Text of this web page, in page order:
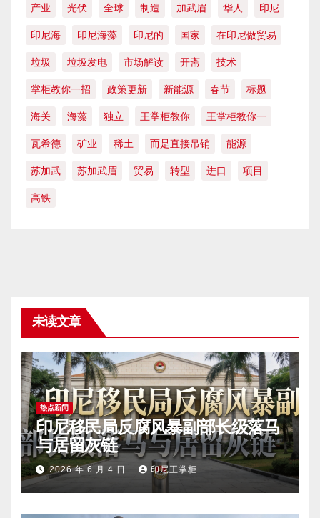
产业 光伏 全球 制造 加武眉 华人 印尼
印尼海 印尼海藻 印尼的 国家 在印尼做贸易
垃圾 垃圾发电 市场解读 开斋 技术
掌柜教你一招 政策更新 新能源 春节 标题
海关 海藻 独立 王掌柜教你 王掌柜教你一
瓦希德 矿业 稀土 而是直接吊销 能源
苏加武 苏加武眉 贸易 转型 进口 项目
高铁
未读文章
热点新闻
印尼移民局反腐风暴副部长级落马
与居留灰链
2026 年 6 月 4 日 印尼王掌柜